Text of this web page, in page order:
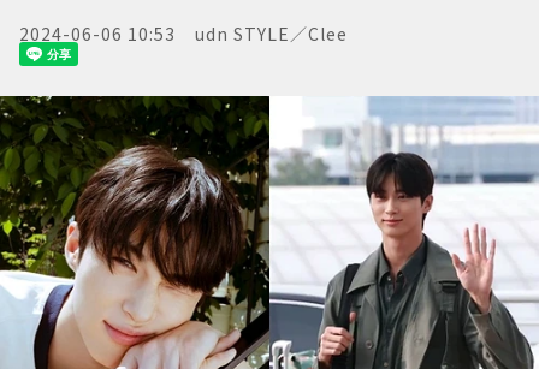
2024-06-06 10:53 udn STYLE／Clee